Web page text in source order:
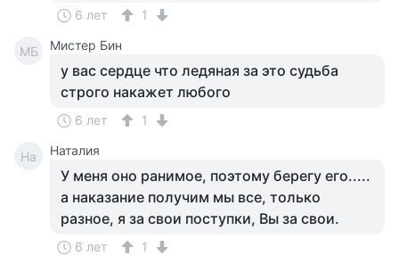
6 лет 1
МБ Мистер Бин
у вас сердце что ледяная за это судьба
строго накажет любого
6 лет 1
На Наталия
У меня оно ранимое, поэтому берегу его.....
а наказание получим мы все, только
разное, я за свои поступки, Вы за свои.
6 лет 1